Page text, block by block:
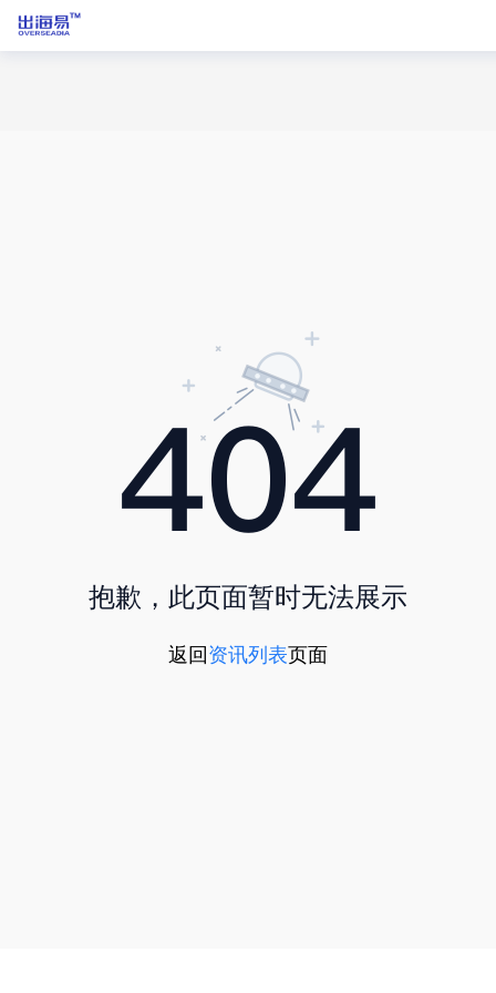
抱歉，此页面暂时无法展示
返回资讯列表页面